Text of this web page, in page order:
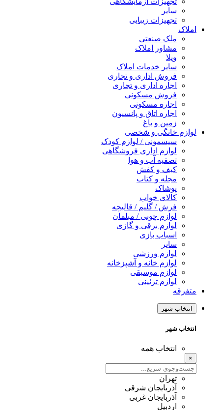
سایر
تجهیزات زیبایی
املاک
ملک صنعتی
مشاور املاک
ویلا
سایر خدمات املاک
فروش اداری و تجاری
اجاره اداری و تجاری
فروش مسکونی
اجاره مسکونی
اجاره اتاق و پانسیون
زمین و باغ
لوازم خانگی و شخصی
سیسمونی / لوازم کودک
لوازم اداری فروشگاهی
تصفیه آب و هوا
کیف و کفش
مجله و کتاب
پوشاک
کالای خواب
فرش / گلیم / قالیچه
لوازم چوبی / مبلمان
لوازم برقی و گازی
اسباب بازی
سایر
لوازم ورزشی
لوازم خانه و آشپزخانه
لوازم موسیقی
لوازم تزئینی
متفرقه
انتخاب شهر
انتخاب شهر
انتخاب همه
×
تهران
آذربایجان شرقی
آذربایجان غربی
اردبیل